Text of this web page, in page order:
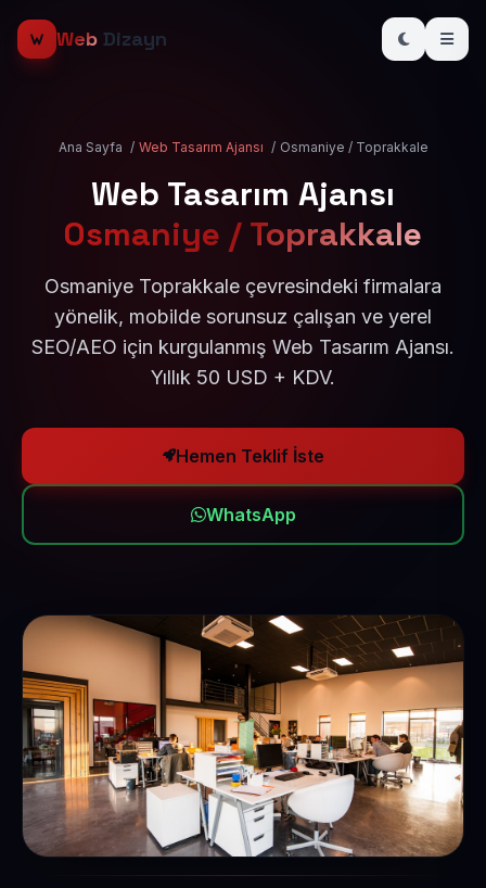
Web Dizayn
Ana Sayfa / Web Tasarım Ajansı / Osmaniye / Toprakkale
Web Tasarım Ajansı
Osmaniye / Toprakkale
Osmaniye Toprakkale çevresindeki firmalara
yönelik, mobilde sorunsuz çalışan ve yerel
SEO/AEO için kurgulanmış Web Tasarım Ajansı.
Yıllık 50 USD + KDV.
Hemen Teklif İste
WhatsApp